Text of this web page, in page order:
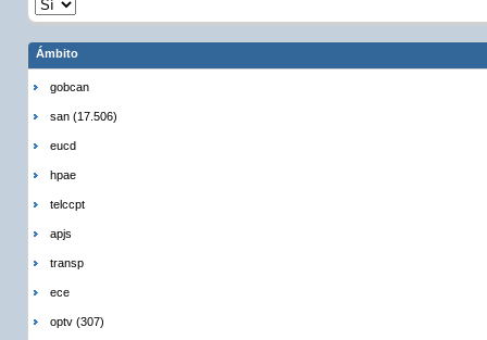
Ámbito
gobcan
san (17.506)
eucd
hpae
telccpt
apjs
transp
ece
optv (307)